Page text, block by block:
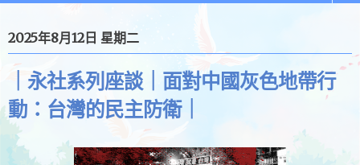
2025年8月12日 星期二
｜永社系列座談｜面對中國灰色地帶行
動：台灣的民主防衛｜